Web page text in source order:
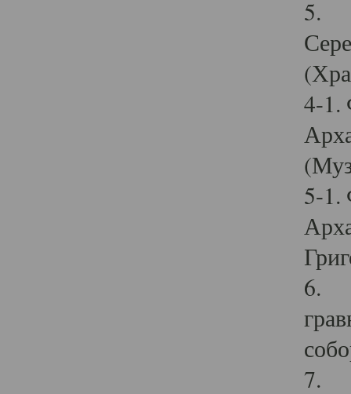
5.
4-1.
5-1.
6.
7.